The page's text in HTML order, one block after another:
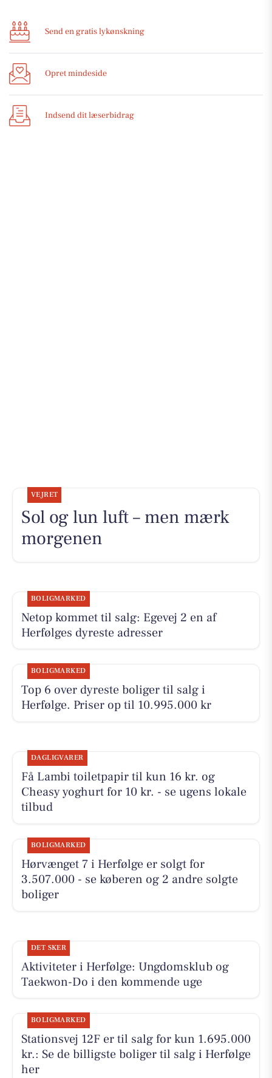
Send en gratis lykønskning
Opret mindeside
Indsend dit læserbidrag
VEJRET
Sol og lun luft – men mærk
morgenen
BOLIGMARKED
Netop kommet til salg: Egevej 2 en af
Herfølges dyreste adresser
BOLIGMARKED
Top 6 over dyreste boliger til salg i
Herfølge. Priser op til 10.995.000 kr
DAGLIGVARER
Få Lambi toiletpapir til kun 16 kr. og
Cheasy yoghurt for 10 kr. - se ugens lokale
tilbud
BOLIGMARKED
Hørvænget 7 i Herfølge er solgt for
3.507.000 - se køberen og 2 andre solgte
boliger
DET SKER
Aktiviteter i Herfølge: Ungdomsklub og
Taekwon-Do i den kommende uge
BOLIGMARKED
Stationsvej 12F er til salg for kun 1.695.000
kr.: Se de billigste boliger til salg i Herfølge
her